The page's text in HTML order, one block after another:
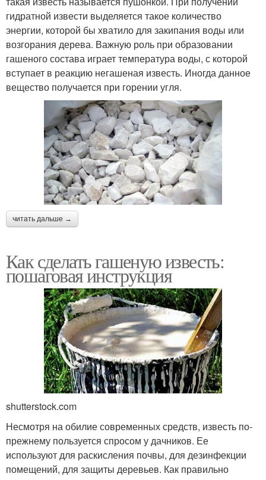
гидратной извести выделяется такое количество
энергии, которой бы хватило для закипания воды или
возгорания дерева. Важную роль при образовании
гашеного состава играет температура воды, с которой
вступает в реакцию негашеная известь. Иногда данное
вещество получается при горении угля.
читать дальше →
Как сделать гашеную известь:
пошаговая инструкция
shutterstock.com
Несмотря на обилие современных средств, известь по-
прежнему пользуется спросом у дачников. Ее
используют для раскисления почвы, для дезинфекции
помещений, для защиты деревьев. Как правильно